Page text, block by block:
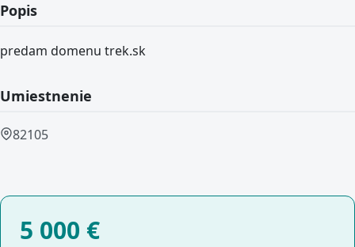
Popis
predam domenu trek.sk
Umiestnenie
82105
5 000 €